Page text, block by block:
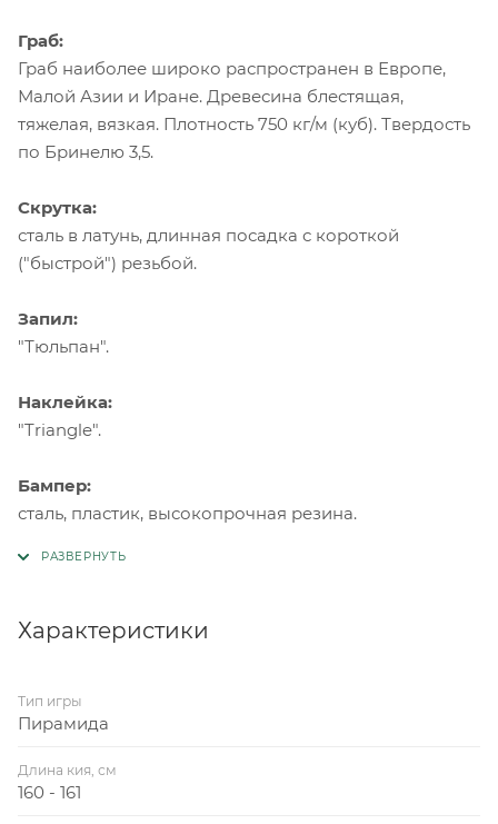
Граб:
Граб наиболее широко распространен в Европе,
Малой Азии и Иране. Древесина блестящая,
тяжелая, вязкая. Плотность 750 кг/м (куб). Твердость
по Бринелю 3,5.
Скрутка:
сталь в латунь, длинная посадка с короткой
("быстрой") резьбой.
Запил:
"Тюльпан".
Наклейка:
"Triangle".
Бампер:
сталь, пластик, высокопрочная резина.
Характеристики
Тип игры
Пирамида
Длина кия, см
160 - 161